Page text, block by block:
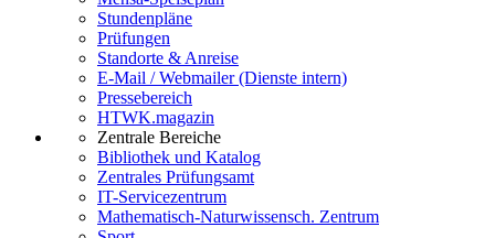
Stundenpläne
Prüfungen
Standorte & Anreise
E-Mail / Webmailer (Dienste intern)
Pressebereich
HTWK.magazin
Zentrale Bereiche
Bibliothek und Katalog
Zentrales Prüfungsamt
IT-Servicezentrum
Mathematisch-Naturwissensch. Zentrum